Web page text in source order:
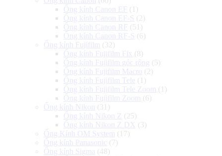
Ống kính Canon EF
(1)
Ống kính Canon EF-S (2)
Ống kính Canon RF
(51)
Ống kính Canon RF-S (6)
Ống kính Fujifilm (32)
Ống kính Fujifilm Fix (8)
Ống kính Fujifilm góc rộng (5)
Ống kính Fujifilm Macro (2)
Ống kính Fujifilm Tele (1)
Ống kính Fujifilm Tele Zoom (1)
Ống kính Fujifilm Zoom (6)
Ống kính Nikon
(31)
Ống kính Nikon Z (25)
Ống kính Nikon Z DX (3)
Ống Kính OM System (17)
Ống kính Panasonic (7)
Ống kính Sigma (48)